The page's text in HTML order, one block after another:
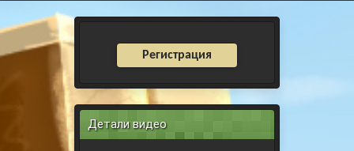
Регистрация
Детали видео